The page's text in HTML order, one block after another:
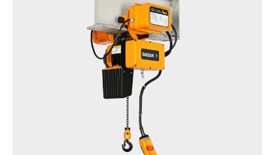
Smart Hoist
DLM / EDLM(Inverter type)
125kg, 250kg, 490(500)kg